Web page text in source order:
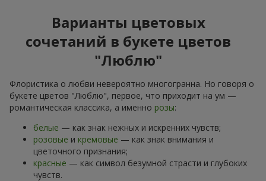
Варианты цветовых
сочетаний в букете цветов
"Люблю"
Флористика о любви невероятно многогранна. Но говоря о
букете цветов "Люблю", первое, что приходит на ум —
романтическая классика, а именно розы:
белые — как знак нежных и искренних чувств;
розовые и кремовые — как знак внимания и
цветочного признания;
красные — как символ безумной страсти и глубоких
чувств.